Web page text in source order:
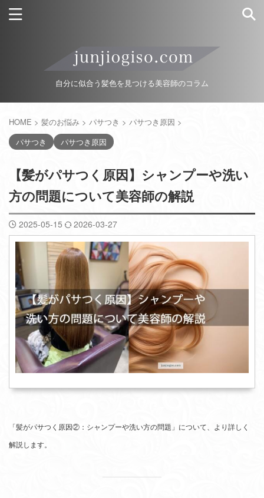
自分に似合う髪色を見つける美容師のコラム
HOME > 髪のお悩み > パサつき > パサつき原因 >
パサつき
パサつき原因
【髪がパサつく原因】シャンプーや洗い
方の問題について美容師の解説
2025-05-15 2026-03-27
「髪がパサつく原因②：シャンプーや洗い方の問題」について、より詳しく
解説します。